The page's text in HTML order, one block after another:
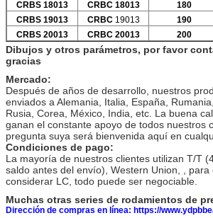
CRBS 18013
CRBC 18013 180
CRBS 19013
CRBC19013 190
CRBS 20013
CRBC 20013 200
Dibujos y otros parámetros, por favor
gracias
Mercado:
Después de años de desarrollo, nuestros
enviados a Alemania, Italia, España,
Rusia, Corea, México, India, etc. La buena
ganan el constante apoyo de todos nuestros
pregunta suya será bienvenida aquí en
Condiciones de pago:
La mayoría de nuestros clientes utilizan T/T
saldo antes del envío), Western Union, ,
considerar LC, todo puede ser negociable.
Muchas otras series de rodamientos de
Dirección de compras en línea: https://